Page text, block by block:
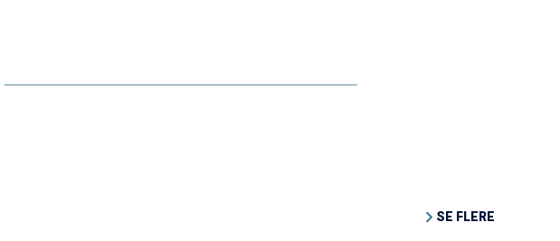
SE FLERE